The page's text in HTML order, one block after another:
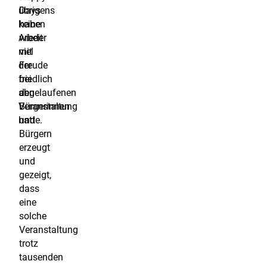
übrigens
keine
Arbeit
mit
der
friedlich
abgelaufenen
Veranstaltung
hatte.
Days
haben
wieder
viel
Freude
bei
den
Bürgerinnen
und
Bürgern
erzeugt
und
gezeigt,
dass
eine
solche
Veranstaltung
trotz
tausenden